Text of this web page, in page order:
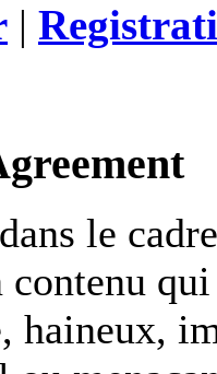
|
le
contenu
haineux,